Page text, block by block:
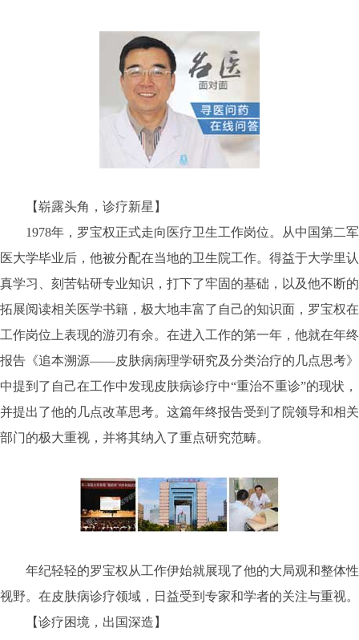
【崭露头角，诊疗新星】
1978年，罗宝权正式走向医疗卫生工作岗位。从中国第二军
医大学毕业后，他被分配在当地的卫生院工作。得益于大学里认
真学习、刻苦钻研专业知识，打下了牢固的基础，以及他不断的
拓展阅读相关医学书籍，极大地丰富了自己的知识面，罗宝权在
工作岗位上表现的游刃有余。在进入工作的第一年，他就在年终
报告《追本溯源——皮肤病病理学研究及分类治疗的几点思考》
中提到了自己在工作中发现皮肤病诊疗中“重治不重诊”的现状，
并提出了他的几点改革思考。这篇年终报告受到了院领导和相关
部门的极大重视，并将其纳入了重点研究范畴。
年纪轻轻的罗宝权从工作伊始就展现了他的大局观和整体性
视野。在皮肤病诊疗领域，日益受到专家和学者的关注与重视。
【诊疗困境，出国深造】